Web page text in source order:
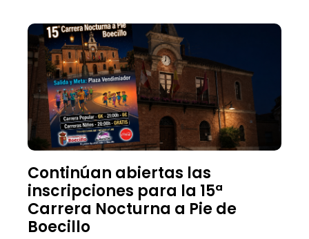
Continúan abiertas las
inscripciones para la 15ª
Carrera Nocturna a Pie de
Boecillo